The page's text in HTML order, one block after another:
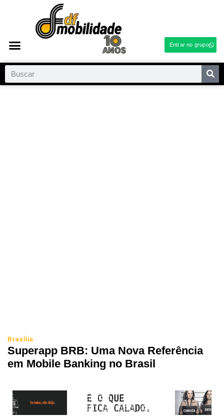
Entrar no grupo
Brasília
Superapp BRB: Uma Nova Referência
em Mobile Banking no Brasil